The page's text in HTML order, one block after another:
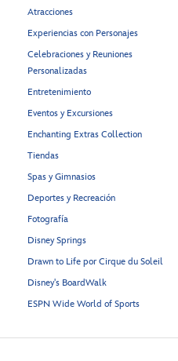
Atracciones
Experiencias con Personajes
Celebraciones y Reuniones
Personalizadas
Entretenimiento
Eventos y Excursiones
Enchanting Extras Collection
Tiendas
Spas y Gimnasios
Deportes y Recreación
Fotografía
Disney Springs
Drawn to Life por Cirque du Soleil
Disney's BoardWalk
ESPN Wide World of Sports